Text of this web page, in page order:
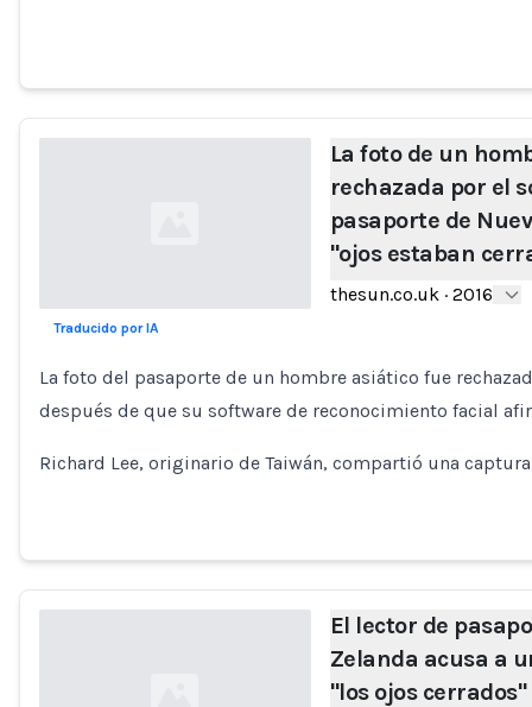
La foto de un
rechazada por el
pasaporte de
"ojos estaban
thesun.co.uk· 2016
Traducido por IA
La foto del pasaporte de un hombre asiático fue
después de que su software de reconocimiento facial
Richard Lee, originario de Taiwán, compartió una
El lector de
Zelanda acusa a
"los ojos cerrados"